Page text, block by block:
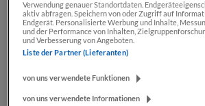
Beschreibung
Lassen Sie sich Ihre
Thomas Wizany exklusiv…Mehr
Verwendung genauer Standortdaten.
aktiv abfragen. Speichern von oder Zugriff auf
Endgerät. Personalisierte Werbung und Inhalte,
und der Performance von Inhalten,
und Verbesserung von Angeboten.
Liste der Partner (Lieferanten)
von uns verwendete Funktionen
von uns verwendete Informationen